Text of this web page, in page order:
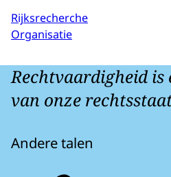
Rijksrecherche
Organisatie
Rechtvaardigheid is
van onze
Andere talen